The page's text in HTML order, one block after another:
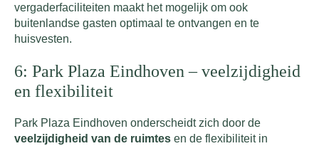
vergaderfaciliteiten maakt het mogelijk om ook
buitenlandse gasten optimaal te ontvangen en te
huisvesten.
6: Park Plaza Eindhoven – veelzijdigheid
en flexibiliteit
Park Plaza Eindhoven onderscheidt zich door de
veelzijdigheid van de ruimtes en de flexibiliteit in